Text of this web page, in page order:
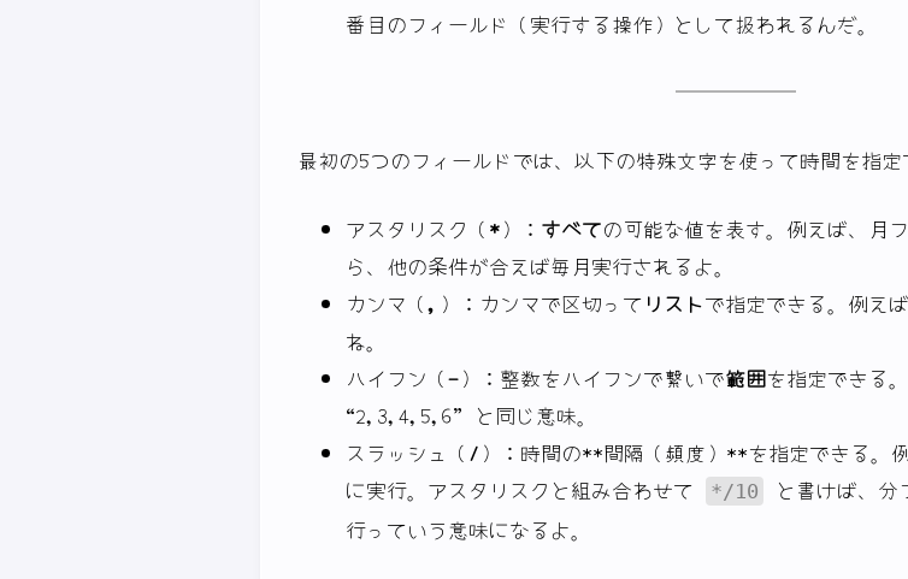
番目のフィールド（実行する操作）として扱われるんだ。
最初の5つのフィールドでは、以下の特殊文字を使って時間を指定
アスタリスク（ *）： すべての可能な値を表す。例えば、月
ら、他の条件が合えば毎月実行されるよ。
カンマ（, ）：カンマで区切って リストで指定できる。例
ね。
ハイフン（-）：整数をハイフンで繋いで範囲を指定できる
“2,3,4,5,6” と同じ意味。
スラッシュ（ / ）：時間の**間隔（頻度）**を指定できる。
に実行。アスタリスクと組み合わせて
*/10
と書けば、分
行っていう意味になるよ。